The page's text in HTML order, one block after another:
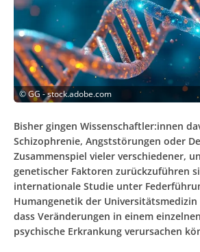
©GG - stock.adobe.com
Bisher gingen Wissenschaftler:innen
Schizophrenie, Angststörungen oder
Zusammenspiel vieler verschiedener,
genetischer Faktoren zurückzuführen
internationale Studie unter
Humangenetik der Universitätsmedizin
dass Veränderungen in einem
psychische Erkrankung verursachen